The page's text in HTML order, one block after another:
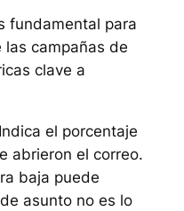
fundamental para
campañas de
clave a
el porcentaje
abrieron el correo.
baja puede
asunto no es lo